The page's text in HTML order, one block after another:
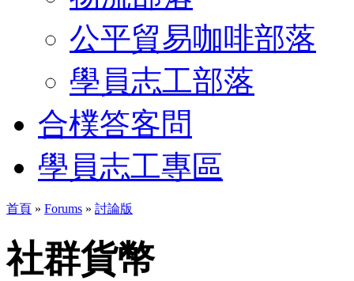
公平貿易咖啡部落
學員志工部落
合樸答客問
學員志工專區
首頁 » Forums » 討論版
社群貨幣